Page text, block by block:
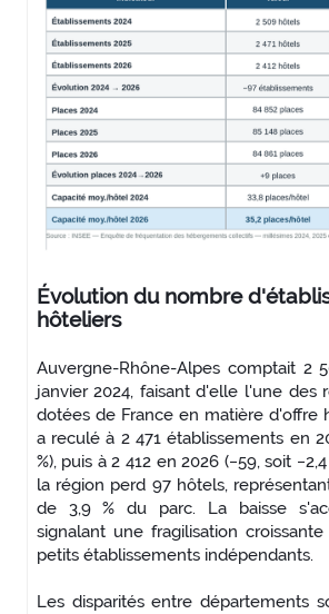
Évolution du nombre
hôteliers
Auvergne-Rhône-Alpes comptait 2
janvier 2024, faisant d'elle l'une des
dotées de France en matière d'offre
a reculé à 2 471 établissements en
%), puis à 2 412 en 2026 (−59, soit
la région perd 97 hôtels,
de 3,9 % du parc. La baisse
signalant une fragilisation
petits établissements indépendants.
Les disparités entre départements